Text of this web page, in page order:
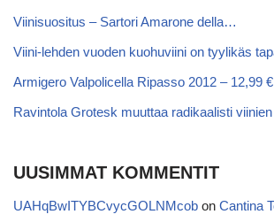
Viinisuositus – Sartori Amarone della…
Viini-lehden vuoden kuohuviini on tyylikäs
Armigero Valpolicella Ripasso 2012 – 12,99 €
Ravintola Grotesk muuttaa radikaalisti
UUSIMMAT KOMMENTIT
UAHqBwITYBCvycGOLNMcob on Cantina